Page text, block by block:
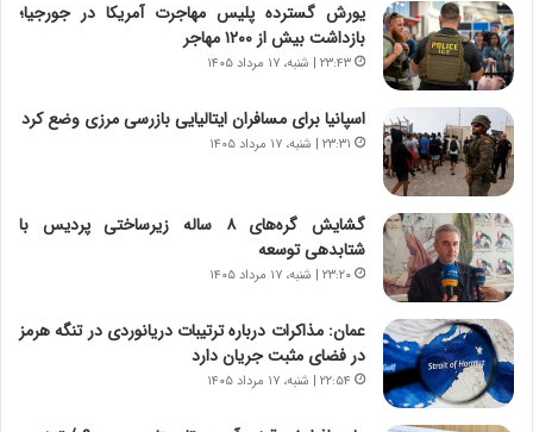
ج
ن
گ
،
ن
ت
و
ا
ن
س
ت
ه
د
ر
م
ق
ا
یورش گسترده پلیس مهاجرت آمریکا در جورجیا؛
بازداشت بیش از ۱۲۰۰ مهاجر
۲۳:۴۳ | شنبه، ۱۷ مرداد ۱۴۰۵
اسپانیا برای مسافران ایتالیایی بازرسی مرزی وضع کرد
۲۳:۳۱ | شنبه، ۱۷ مرداد ۱۴۰۵
گشایش گره‌های ۸ ساله زیرساختی پردیس با
شتابدهی توسعه
۲۳:۲۰ | شنبه، ۱۷ مرداد ۱۴۰۵
عمان: مذاکرات درباره ترتیبات دریانوردی در تنگه هرمز
در فضای مثبت جریان دارد
۲۲:۵۴ | شنبه، ۱۷ مرداد ۱۴۰۵